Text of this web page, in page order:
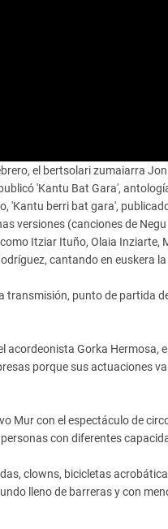
el bertsolari zumaiarra
'Kantu Bat Gara',
'Kantu berri bat gara',
versiones (canciones de
Itziar Ituño, Olaia Inziarte,
cantando en euskera
transmisión, punto de partida
acordeonista Gorka Hermosa,
porque sus actuaciones
Mur con el espectáculo de
con diferentes
clowns, bicicletas
lleno de barreras y con